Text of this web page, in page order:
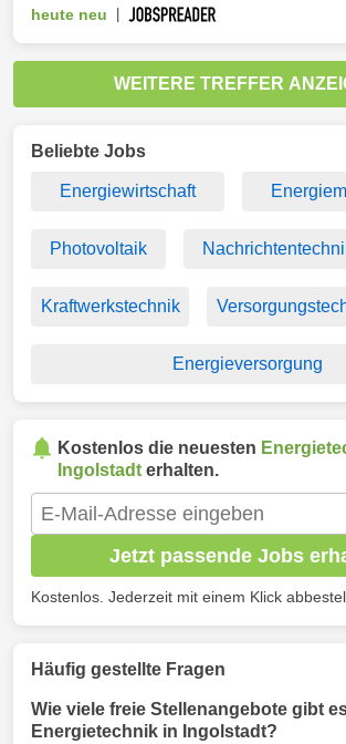
heute neu
WEITERE TREFFER
Beliebte Jobs
Energiewirtschaft
Photovoltaik
Kraftwerkstechnik
Energieversorgung
Kostenlos die neuesten
Ingolstadt erhalten.
Jetzt passende Jobs
Kostenlos. Jederzeit mit einem Klick
Häufig gestellte Fragen
Wie viele freie Stellenangebote gibt
Energietechnik in Ingolstadt?